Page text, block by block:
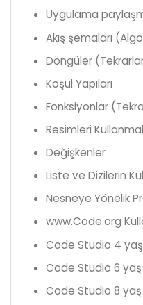
Uygulama
Akış şemaları
Döngüler
Koşul Yapıları
Fonksiyonlar
Resimleri
Değişkenler
Liste ve Dizilerin
Nesneye Yönelik
www.Code.org
Code Studio 4
Code Studio 6
Code Studio 8